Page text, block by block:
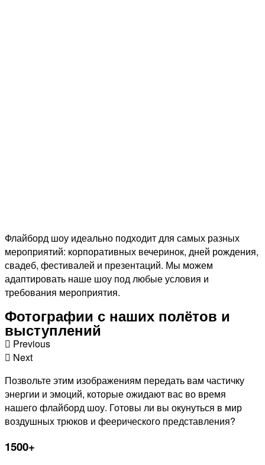
Флайборд шоу идеально подходит для самых разных
мероприятий: корпоративных вечеринок, дней рождения,
свадеб, фестивалей и презентаций. Мы можем
адаптировать наше шоу под любые условия и
требования мероприятия.
Фотографии с наших полётов и
выступлений
Previous
Next
Позвольте этим изображениям передать вам частичку
энергии и эмоций, которые ожидают вас во время
нашего флайборд шоу. Готовы ли вы окунуться в мир
воздушных трюков и феерического представления?
1500+